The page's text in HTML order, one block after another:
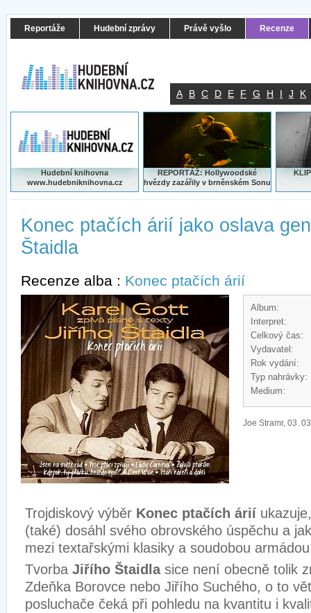
Reportáže Hudební zprávy Právě vyšlo Recenze
A B C D E F G H I J K
Hudební knihovna
www.hudebniknihovna.cz
REPORTÁŽ: Hollywoodské
hvězdy zazářily v brněnském Sonu
Konec ptačích árií jako oslava
Štaidla
Recenze alba : Konec ptačích árií
Album:
Interpret:
Celkový čas:
Vydavatel:
Rok vydání:
Typ nahrávky:
Medium:
Joe Stramr, 03.
Trojdiskový výběr Konec ptačích árií
(také) dosáhl svého obrovského úspěchu a
mezi textařskými klasiky a soudobou
Tvorba Jiřího Štaidlasice není obecně tolik
Zdeňka Borovce nebo Jiřího Suchého, o to
posluchače čeká při pohledu na kvantitu i